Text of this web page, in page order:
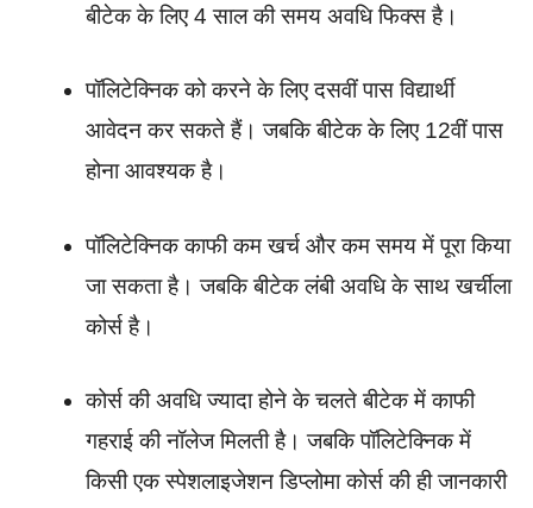
बीटेक के लिए 4 साल की समय अवधि फिक्स है।
पॉलिटेक्निक को करने के लिए दसवीं पास विद्यार्थी
आवेदन कर सकते हैं। जबकि बीटेक के लिए 12वीं पास
होना आवश्यक है।
पॉलिटेक्निक काफी कम खर्च और कम समय में पूरा किया
जा सकता है। जबकि बीटेक लंबी अवधि के साथ खर्चीला
कोर्स है।
कोर्स की अवधि ज्यादा होने के चलते बीटेक में काफी
गहराई की नॉलेज मिलती है। जबकि पॉलिटेक्निक में
किसी एक स्पेशलाइजेशन डिप्लोमा कोर्स की ही जानकारी